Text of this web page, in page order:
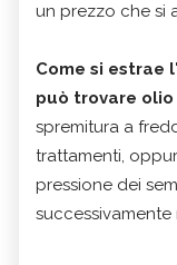
un prezzo che si
Come si estrae
può trovare
spremitura a
trattamenti,
pressione dei
successivamente